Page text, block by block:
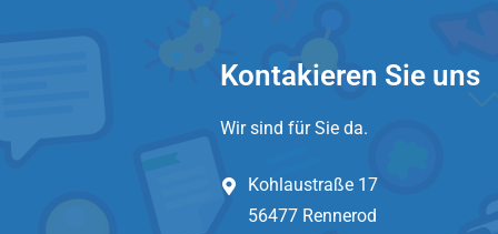
Kontakieren Sie uns
Wir sind für Sie da.
Kohlaustraße 17
56477 Rennerod